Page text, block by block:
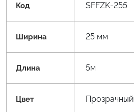
Код SFFZK-255
Ширина 25 мм
Длина 5м
Цвет Прозрачный